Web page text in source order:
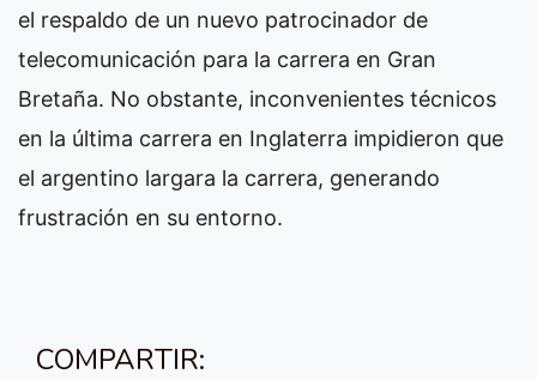
el respaldo de un nuevo patrocinador de
telecomunicación para la carrera en Gran
Bretaña. No obstante, inconvenientes técnicos
en la última carrera en Inglaterra impidieron que
el argentino largara la carrera, generando
frustración en su entorno.
COMPARTIR: